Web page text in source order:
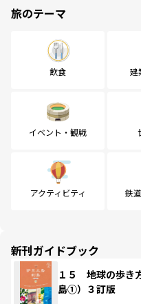
旅のテーマ
飲食 建
イベント・観戦
アクティビティ 鉄
新刊ガイドブック
１５ 地球の歩
島①）３訂版